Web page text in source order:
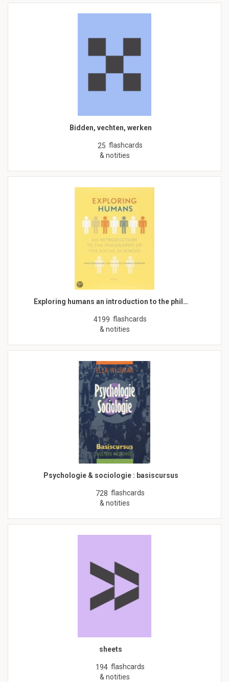
Bidden, vechten, werken
25 flashcards
& notities
Exploring humans an introduction to the phil…
4199 flashcards
& notities
Psychologie & sociologie : basiscursus
728 flashcards
& notities
sheets
194 flashcards
& notities